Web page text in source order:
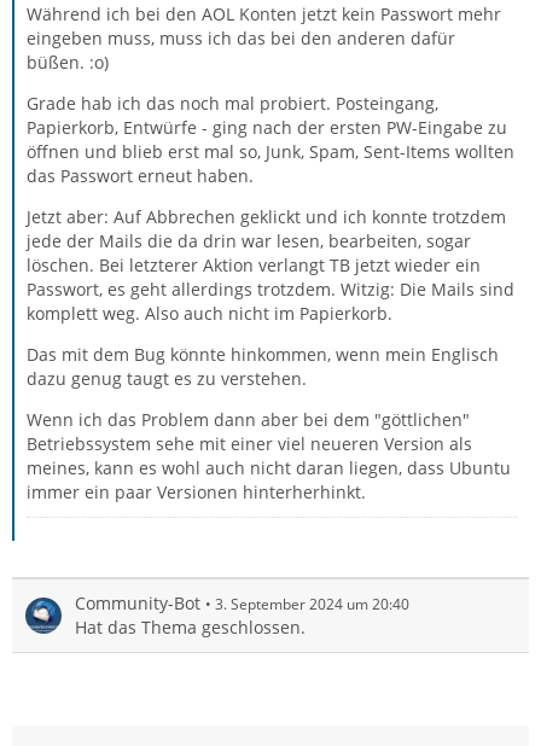
Während ich bei den AOL Konten jetzt kein Passwort mehr
eingeben muss, muss ich das bei den anderen dafür
büßen. :o)
Grade hab ich das noch mal probiert. Posteingang,
Papierkorb, Entwürfe - ging nach der ersten PW-Eingabe zu
öffnen und blieb erst mal so, Junk, Spam, Sent-Items wollten
das Passwort erneut haben.
Jetzt aber: Auf Abbrechen geklickt und ich konnte trotzdem
jede der Mails die da drin war lesen, bearbeiten, sogar
löschen. Bei letzterer Aktion verlangt TB jetzt wieder ein
Passwort, es geht allerdings trotzdem. Witzig: Die Mails sind
komplett weg. Also auch nicht im Papierkorb.
Das mit dem Bug könnte hinkommen, wenn mein Englisch
dazu genug taugt es zu verstehen.
Wenn ich das Problem dann aber bei dem "göttlichen"
Betriebssystem sehe mit einer viel neueren Version als
meines, kann es wohl auch nicht daran liegen, dass Ubuntu
immer ein paar Versionen hinterherhinkt.
Community-Bot 3. September 2024 um 20:40
Hat das Thema geschlossen.